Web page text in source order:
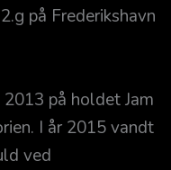
på Frederikshavn
på holdet Jam
I år 2015 vandt
ved